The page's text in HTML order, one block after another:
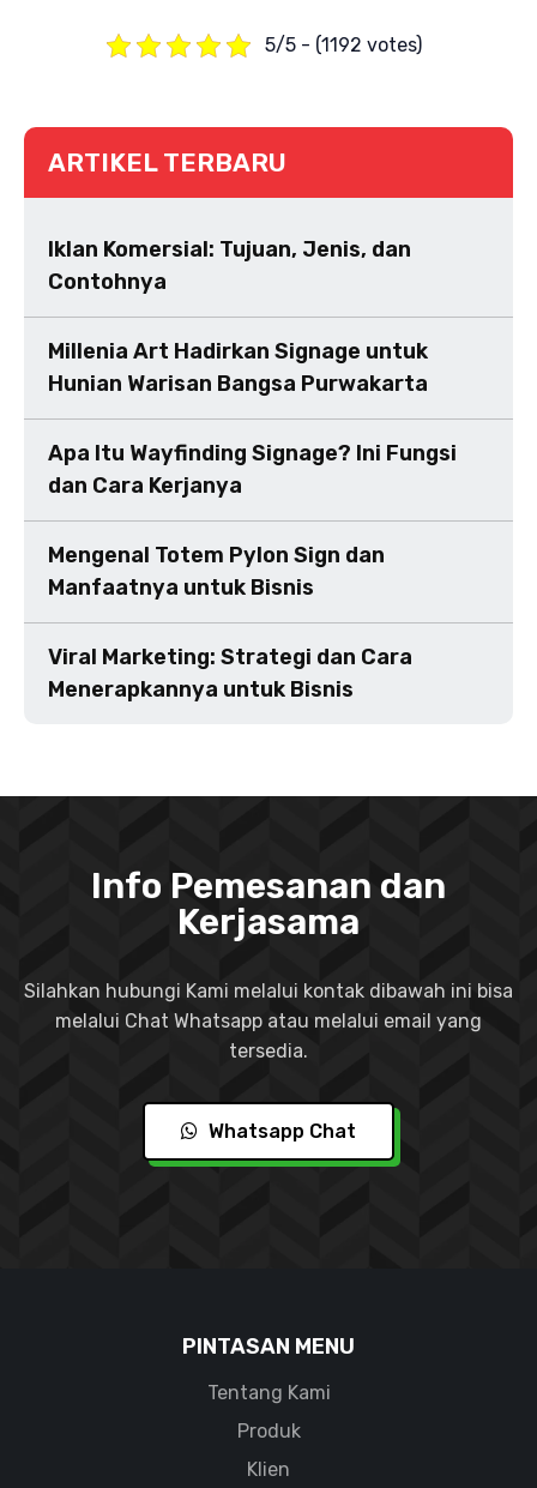
5/5 - (1192 votes)
ARTIKEL TERBARU
Iklan Komersial: Tujuan, Jenis, dan
Contohnya
Millenia Art Hadirkan Signage untuk
Hunian Warisan Bangsa Purwakarta
Apa Itu Wayfinding Signage? Ini Fungsi
dan Cara Kerjanya
Mengenal Totem Pylon Sign dan
Manfaatnya untuk Bisnis
Viral Marketing: Strategi dan Cara
Menerapkannya untuk Bisnis
Info Pemesanan dan
Kerjasama
Silahkan hubungi Kami melalui kontak dibawah ini bisa
melalui Chat Whatsapp atau melalui email yang
tersedia.
Whatsapp Chat
PINTASAN MENU
Tentang Kami
Produk
Klien